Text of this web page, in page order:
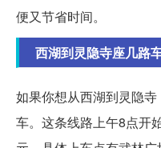
便又节省时间。
西湖到灵隐寺座几路
如果你想从西湖到灵隐
车。这条线路上午8点开